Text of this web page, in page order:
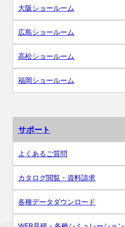
大阪ショールーム
広島ショールーム
高松ショールーム
福岡ショールーム
サポート
よくあるご質問
カタログ閲覧・資料請求
各種データダウンロード